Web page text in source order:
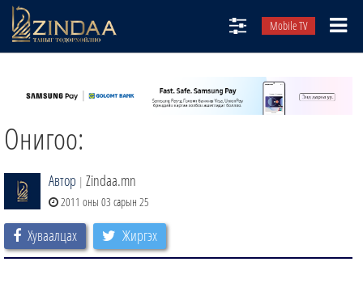
Mobile TV
ТВ8
ӨГЛӨӨНИЙ СОНИН
ЗИНДАА СЭТГҮҮЛ
Онигоо:
Автор | Zindaa.mn
2011 оны 03 сарын 25
Хуваалцах Жиргэх